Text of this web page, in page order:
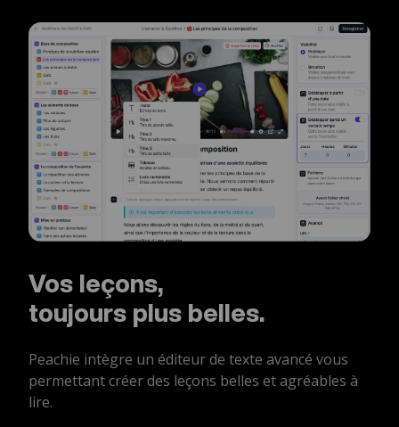
Vos leçons,
toujours plus belles.
Peachie intègre un éditeur de texte avancé vous
permettant créer des leçons belles et agréables à
lire.